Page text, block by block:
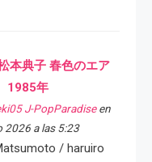
本典子 春色のエア
年
J-PopParadiseen
2026 a las 5:23
/ haruiro